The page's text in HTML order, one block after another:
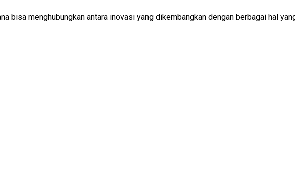
bisa menghubungkan antara inovasi yang dikembangkan dengan berbagai hal